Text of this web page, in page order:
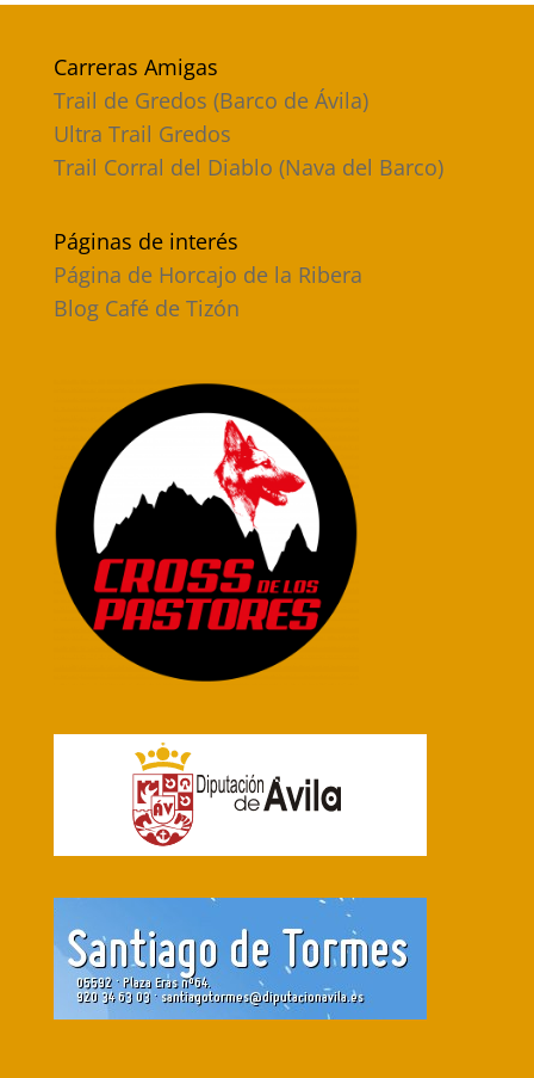
Carreras Amigas
Trail de Gredos (Barco de Ávila)
Ultra Trail Gredos
Trail Corral del Diablo (Nava del Barco)
Páginas de interés
Página de Horcajo de la Ribera
Blog Café de Tizón